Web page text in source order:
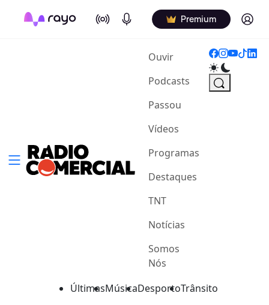
On Air Podcasts Premium Log in
Ouvir(current)
Podcasts
Passou
Vídeos
Programas
Destaques
TNT
Notícias
Somos
Nós
ÚltimasMúsicaDesportoTrânsito